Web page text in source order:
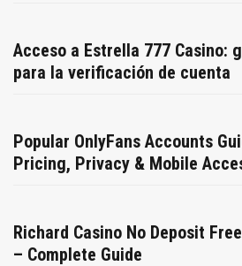
Acceso a Estrella 777 Casino:
para la verificación de cuenta
Popular OnlyFans Accounts
Pricing, Privacy & Mobile
Richard Casino No Deposit
– Complete Guide